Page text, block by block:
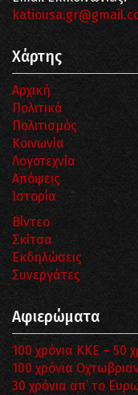
Χάρτης
Αρχική
Πολιτικά
Πολιτισμός
Κοινωνία
Λογοτεχνία
Απόψεις
Ιστορία
Βίντεο
Σκίτσα
Εκδηλώσεις
Συνεργάτες
Αφιερώματα
100 χρόνια ΚΚΕ – 50
100 χρόνια
30 χρόνια απ’ το